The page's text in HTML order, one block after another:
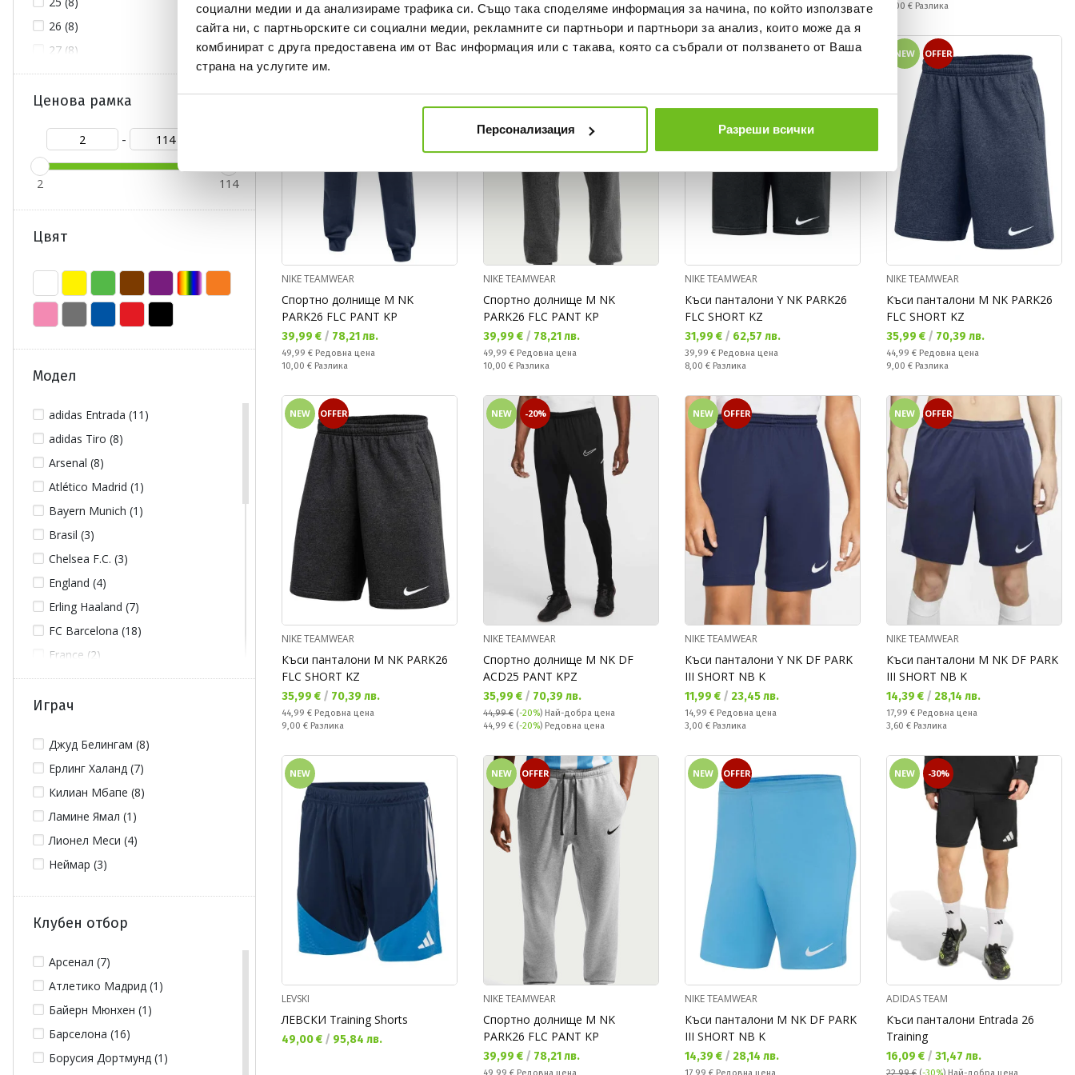
социални медии и да анализираме трафика си. Също така споделяме информация за начина, по който използвате
сайта ни, с партньорските си социални медии, рекламните си партньори и партньори за анализ, които може да я
комбинират с друга предоставена им от Вас информация или с такава, която са събрали от ползването от Ваша
страна на услугите им.
Персонализация Разреши всички
26 (8)
27 (8)
28 (8)
29 (8)
32 (2)
34 (74)
38 (74)
40 (75)
46 (12)
48 (11)
76 (2)
80 (2)
84 (2)
88 (2)
94 (6)
98 (6)
102 (6)
104 (21)
106 (6)
110 (12)
134 (7)
140 (280)
146 (7)
152 (280)
158 (7)
164 (282)
L (539)
M (529)
S (523)
ST (2)
XL (525)
XS (69)
Ценова рамка
-
2 114
Цвят
Модел
adidas Entrada (11)
adidas Tiro (8)
Arsenal (8)
Atlético Madrid (1)
Bayern Munich (1)
Brasil (3)
Chelsea F.C. (3)
England (4)
Erling Haaland (7)
FC Barcelona (18)
France (2)
Germany (2)
Inter (6)
Juventus (3)
Kylian Mbappe (11)
Lamine Yamal (1)
Liverpool (14)
Manchester United (9)
Messi (4)
Nike Academy (47)
Nike Pro (4)
Paris Saint-Germain FC (24)
Real Madrid (19)
Spain (2)
Tottenham (2)
Играч
Джуд Белингам (8)
Ерлинг Халанд (7)
Килиан Мбапе (8)
Ламине Ямал (1)
Лионел Меси (4)
Неймар (3)
Клубен отбор
Арсенал (7)
Атлетико Мадрид (1)
Байерн Мюнхен (1)
Барселона (16)
Борусия Дортмунд (1)
Редовна цена:
64,99 € (-30%) Редовна цена
Редовна цена:
22,99 €(-30% ) Редовна цена
Редовна цена:
64,99 €(-30%) Редовна цена
Спестявате:
9,00 € Разлика
NEW OFFER
NIKE TEAMWEAR
Спортно долнище M NK
PARK26 FLC PANT KP
Текуща цена:
39,99 € / 78,21 лв.
Редовна цена:
49,99 € Редовна цена
Спестявате:
10,00 € Разлика
NEW OFFER
NIKE TEAMWEAR
Спортно долнище M NK
PARK26 FLC PANT KP
Текуща цена:
39,99 € / 78,21 лв.
Редовна цена:
49,99 € Редовна цена
Спестявате:
10,00 € Разлика
NEW OFFER
NIKE TEAMWEAR
Къси панталони Y NK PARK26
FLC SHORT KZ
Текуща цена:
31,99 € / 62,57 лв.
Редовна цена:
39,99 € Редовна цена
Спестявате:
8,00 € Разлика
NEW OFFER
NIKE TEAMWEAR
Къси панталони M NK PARK26
FLC SHORT KZ
Текуща цена:
35,99 € / 70,39 лв.
Редовна цена:
44,99 € Редовна цена
Спестявате:
9,00 € Разлика
NEW OFFER
NIKE TEAMWEAR
Къси панталони M NK PARK26
FLC SHORT KZ
Текуща цена:
35,99 € / 70,39 лв.
Редовна цена:
44,99 € Редовна цена
Спестявате:
9,00 € Разлика
NEW -20%
NIKE TEAMWEAR
Спортно долнище M NK DF
ACD25 PANT KPZ
Текуща цена:
35,99 € / 70,39 лв.
44,99 € (-20%) Най-добра цена
Редовна цена:
44,99 € (-20%) Редовна цена
NEW OFFER
NIKE TEAMWEAR
Къси панталони Y NK DF PARK
III SHORT NB K
Текуща цена:
11,99 € / 23,45 лв.
Редовна цена:
14,99 € Редовна цена
Спестявате:
3,00 € Разлика
NEW OFFER
NIKE TEAMWEAR
Къси панталони M NK DF PARK
III SHORT NB K
Текуща цена:
14,39 € / 28,14 лв.
Редовна цена:
17,99 € Редовна цена
Спестявате:
3,60 € Разлика
NEW
LEVSKI
ЛЕВСКИ Training Shorts
Текуща цена:
49,00 € / 95,84 лв.
NEW OFFER
NIKE TEAMWEAR
Спортно долнище M NK
PARK26 FLC PANT KP
Текуща цена:
39,99 € / 78,21 лв.
Редовна цена:
NEW OFFER
NIKE TEAMWEAR
Къси панталони M NK DF PARK
III SHORT NB K
Текуща цена:
14,39 € / 28,14 лв.
Редовна цена:
NEW -30%
ADIDAS TEAM
Къси панталони Entrada 26
Training
Текуща цена:
16,09 € / 31,47 лв.